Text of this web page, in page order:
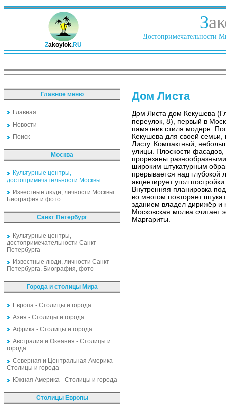
Zakoylok.RU
З
Достопримечательности
Главное меню
Главная
Новости
Поиск
Москва
Культурные центры,
достопримечательности Москвы
Известные люди, личности Москвы.
Биография и фото
Санкт Петербург
Культурные центры,
достопримечательности Санкт
Петербурга
Известные люди, личности Санкт
Петербурга. Биография, фото
Города и столицы Мира
Европа - Столицы и города
Азия - Столицы и города
Африка - Столицы и города
Австралия и Океания - Столицы и
города
Северная и Центральная Америка -
Столицы и города
Южная Америка - Столицы и города
Столицы Европы
Дом Листа
Дом Листа дом Кекушева
переулок, 8), первый в
памятник стиля модерн.
Кекушева для своей
Листу. Компактный,
улицы. Плоскости фасадов,
прорезаны
широким штукатурным
прерывается над глубокой
акцентирует угол
Внутренняя планировка
во многом повторяет
зданием владел дирижёр и
Московская молва считает
Маргариты.